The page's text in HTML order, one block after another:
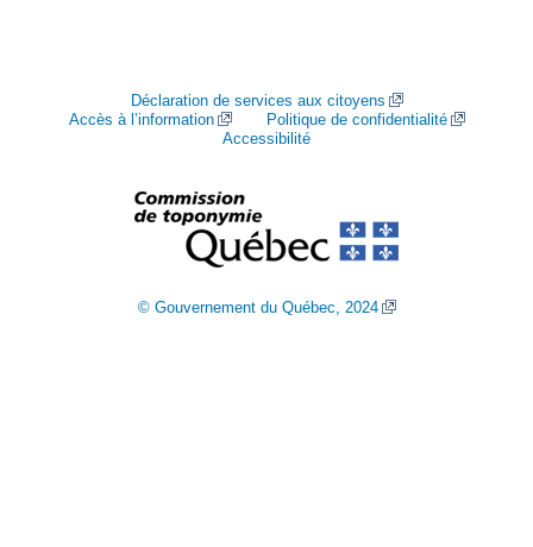
Déclaration de services aux citoyens
Accès à l’information
Politique de confidentialité
Accessibilité
© Gouvernement du Québec, 2024